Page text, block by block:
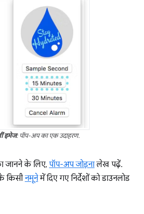
इमेज: पॉप-अप का एक उदाहरण.
जानने के लिए, पॉप-अप जोड़नालेख पढ़ें.
किसीनमूनेमें दिए गए निर्देशों को डाउनलोड